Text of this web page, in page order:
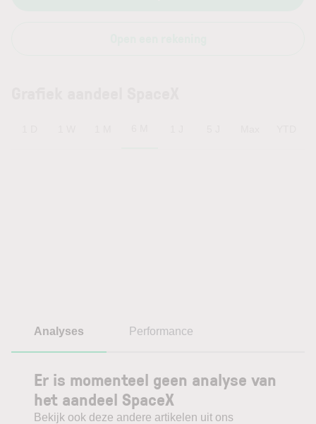
Analyses Performance
Er is momenteel geen analyse van
het aandeel SpaceX
Bekijk ook deze andere artikelen uit ons